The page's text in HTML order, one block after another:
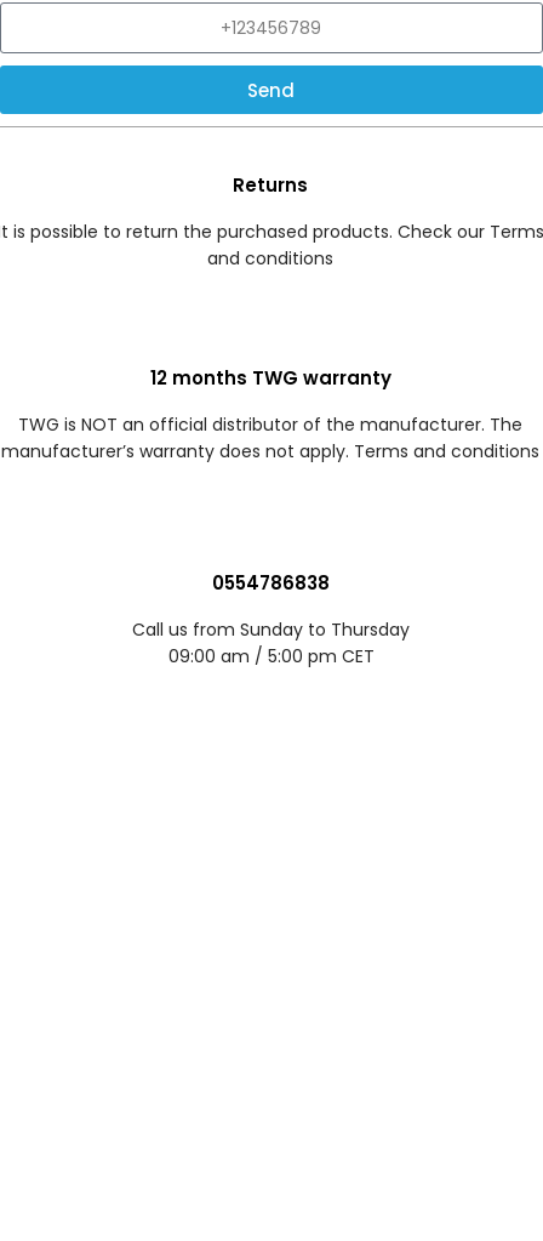
Send
Returns
is possible to return the purchased products. Check our Terms
and conditions
12 months TWG warranty
TWG is NOT an official distributor of the manufacturer. The
manufacturer’s warranty does not apply. Terms and conditions
0554786838
Call us from Sunday to Thursday
09:00 am / 5:00 pm CET